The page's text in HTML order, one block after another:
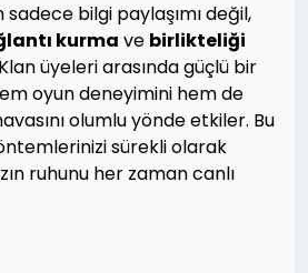
sadece bilgi paylaşımı değil,
kurma ve birlikteliği
üyeleri arasında güçlü bir
oyun deneyimini hem de
olumlu yönde etkiler. Bu
sürekli olarak
ruhunu her zaman canlı